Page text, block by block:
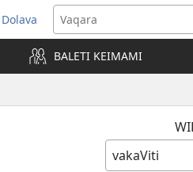
Dolava
(opens
new
window) BALETI KEIMAMI